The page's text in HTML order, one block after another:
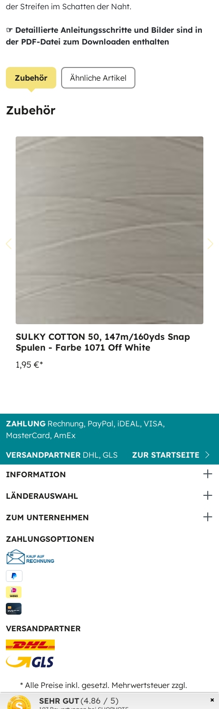
der Streifen im Schatten der Naht.
☞ Detaillierte Anleitungsschritte und Bilder sind in
der PDF-Datei zum Downloaden enthalten
Zubehör Ähnliche Artikel
Zubehör
SULKY COTTON 50, 147m/160yds Snap
Spulen - Farbe 1071 Off White
1,95 €*
ZAHLUNG Rechnung, PayPal, iDEAL, VISA,
MasterCard, AmEx
VERSANDPARTNER DHL, GLS
ZUR STARTSEITE
INFORMATION
LÄNDERAUSWAHL
ZUM UNTERNEHMEN
ZAHLUNGSOPTIONEN
VERSANDPARTNER
* Alle Preise inkl. gesetzl. Mehrwertsteuer zzgl.
Versandkosten und ggf. Nachnahmegebühren, wenn
×
SEHR GUT(4.86 / 5)